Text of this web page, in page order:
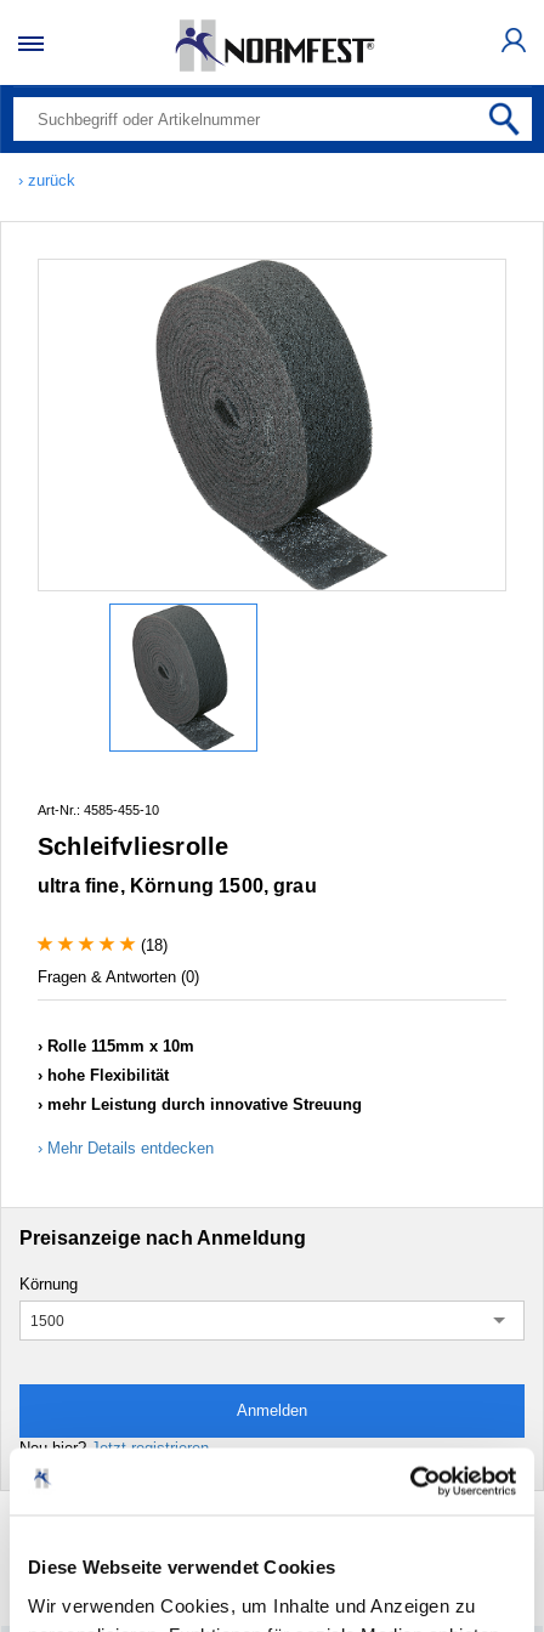
Diese Webseite verwendet Cookies
Wir verwenden Cookies, um Inhalte und Anzeigen zu
› zurück
Art-Nr.: 4585-455-10
Schleifvliesrolle
ultra fine, Körnung 1500, grau
(18)
Fragen & Antworten (0)
Rolle 115mm x 10m
hohe Flexibilität
mehr Leistung durch innovative Streuung
Mehr Details entdecken
Preisanzeige nach Anmeldung
Körnung
1500
Anmelden
Neu hier?Jetzt registrieren
Drucken
empfehlen